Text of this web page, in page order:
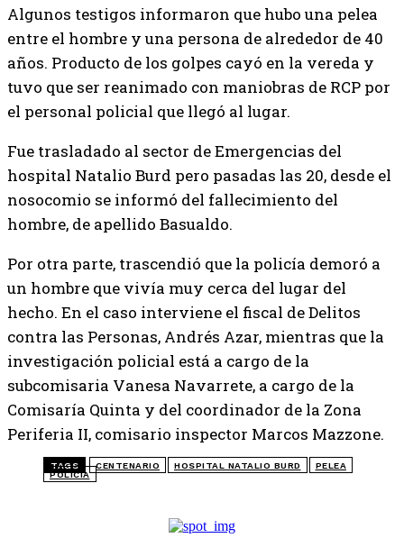
Algunos testigos informaron que hubo una pelea
entre el hombre y una persona de alrededor de 40
años. Producto de los golpes cayó en la vereda y
tuvo que ser reanimado con maniobras de RCP por
el personal policial que llegó al lugar.
Fue trasladado al sector de Emergencias del
hospital Natalio Burd pero pasadas las 20, desde el
nosocomio se informó del fallecimiento del
hombre, de apellido Basualdo.
Por otra parte, trascendió que la policía demoró a
un hombre que vivía muy cerca del lugar del
hecho. En el caso interviene el fiscal de Delitos
contra las Personas, Andrés Azar, mientras que la
investigación policial está a cargo de la
subcomisaria Vanesa Navarrete, a cargo de la
Comisaría Quinta y del coordinador de la Zona
Periferia II, comisario inspector Marcos Mazzone.
TAGS CENTENARIO HOSPITAL NATALIO BURD
PELEA
POLICÍA